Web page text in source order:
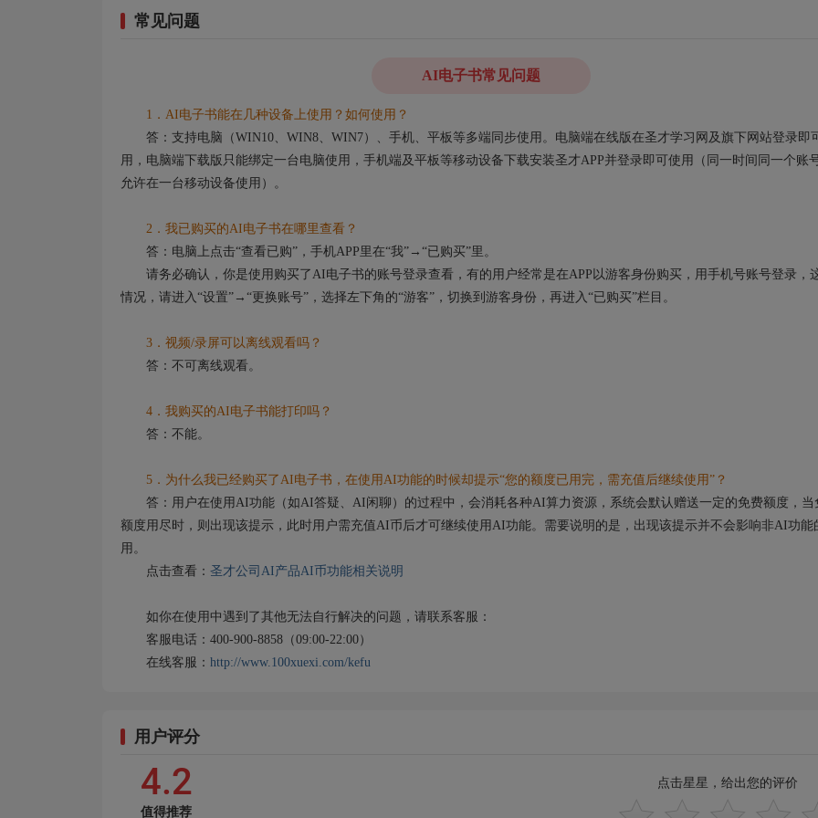
常见问题
AI电子书常见问题
1．AI电子书能在几种设备上使用？如何使用？
答：支持电脑（WIN10、WIN8、WIN7）、手机、平板等多端同步使用。电脑端在线版在圣才学习网及旗下网站登录即
用，电脑端下载版只能绑定一台电脑使用，手机端及平板等移动设备下载安装圣才APP并登录即可使用（同一时间同一个账
允许在一台移动设备使用）。
2．我已购买的AI电子书在哪里查看？
答：电脑上点击“查看已购”，手机APP里在“我”→“已购买”里。
请务必确认，你是使用购买了AI电子书的账号登录查看，有的用户经常是在APP以游客身份购买，用手机号账号登录，
情况，请进入“设置”→“更换账号”，选择左下角的“游客”，切换到游客身份，再进入“已购买”栏目。
3．视频/录屏可以离线观看吗？
答：不可离线观看。
4．我购买的AI电子书能打印吗？
答：不能。
5．为什么我已经购买了AI电子书，在使用AI功能的时候却提示“您的额度已用完，需充值后继续使用”？
答：用户在使用AI功能（如AI答疑、AI闲聊）的过程中，会消耗各种AI算力资源，系统会默认赠送一定的免费额度，当
额度用尽时，则出现该提示，此时用户需充值AI币后才可继续使用AI功能。需要说明的是，出现该提示并不会影响非AI功能
用。
点击查看： 圣才公司AI产品AI币功能相关说明
如你在使用中遇到了其他无法自行解决的问题，请联系客服：
客服电话：400-900-8858（09:00-22:00）
在线客服： http://www.100xuexi.com/kefu
用户评分
4.2
值得推荐
点击星星，给出您的评价